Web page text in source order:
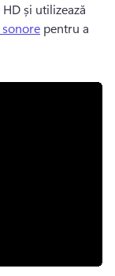
și utilizează
pentru a